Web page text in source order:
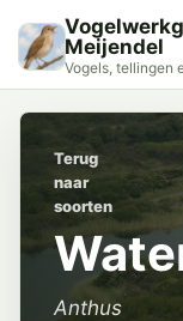
Meijendel
Vogels, tellingen
Terug
naar
soorten
Anthus